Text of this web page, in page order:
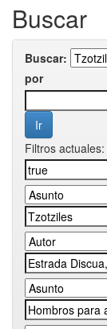
Buscar
Buscar:
por
Filtros actuales: